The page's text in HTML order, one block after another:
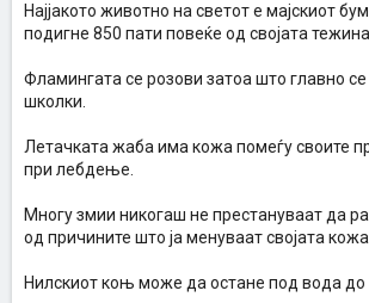
Најјакото животно на светот е мајскиот
подигне 850 пати повеќе од својата тежина.
Фламингата се розови затоа што главно се
школки.
Летачката жаба има кожа помеѓу своите
при лебдење.
Многу змии никогаш не престануваат да
од причините што ја менуваат својата кожа.
Нилскиот коњ може да остане под вода до